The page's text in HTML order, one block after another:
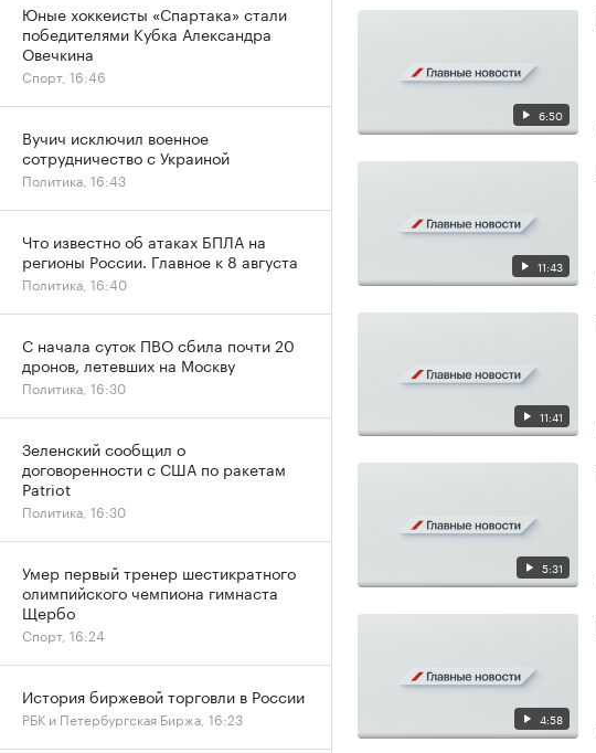
6:50
11:43
11:41
5:31
4:58
Юные хоккеисты «Спартака» стали
победителями Кубка Александра
Овечкина
Спорт, 16:46
Вучич исключил военное
сотрудничество с Украиной
Политика, 16:43
Что известно об атаках БПЛА на
регионы России. Главное к 8 августа
Политика, 16:40
С начала суток ПВО сбила почти 20
дронов, летевших на Москву
Политика, 16:30
Зеленский сообщил о
договоренности с США по ракетам
Patriot
Политика, 16:30
Умер первый тренер шестикратного
олимпийского чемпиона гимнаста
Щербо
Спорт, 16:24
История биржевой торговли в России
РБК и Петербургская Биржа, 16:23